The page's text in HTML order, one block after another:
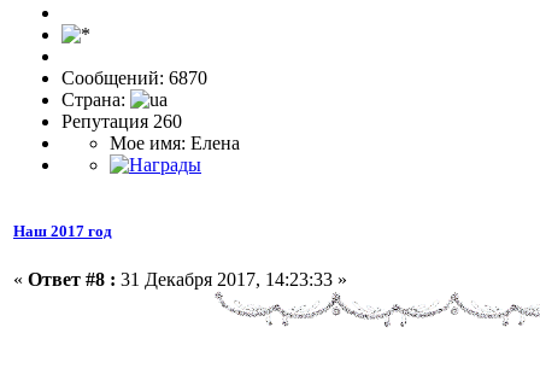
Сообщений: 6870
Страна:
Репутация 260
Мое имя: Елена
Наш 2017 год
« Ответ #8 : 31 Декабря 2017, 14:23:33 »